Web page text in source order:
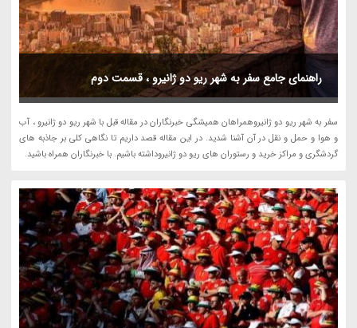
راهنمای جامع سفر به شهر ریو دو ژانیرو ، قسمت دوم
سفر به شهر ریو دو ژانیروهمراهان همیشگی خبرنگاران در مقاله قبل با شهر ریو دو ژانیرو ، آب
و هوا و حمل و نقل در آن آشنا شدید. در این مقاله قصد داریم تا نگاهی کلی بر جاذبه های
گردشگری و مراکز خرید و رستوران های ریو دو ژانیروداشته باشیم. با خبرنگاران همراه باشید.